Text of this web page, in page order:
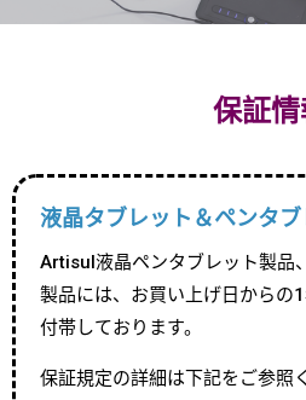
保証
液晶タブレット＆ペンタ
Artisul液晶ペンタブレット製品
製品には、お買い上げ日からの
付帯しております。
保証規定の詳細は下記をご参照